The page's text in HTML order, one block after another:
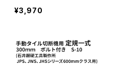
り kr-2 ≪メーカー直送≫
KR-2
¥3,970